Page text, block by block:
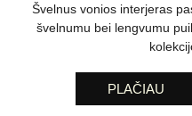
Švelnus vonios interjeras
švelnumu bei lengvumu
PLAČIAU